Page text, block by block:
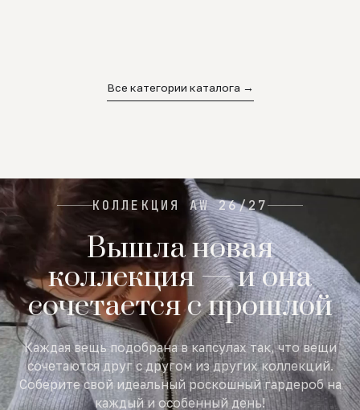
Все категории каталога →
КОЛЛЕКЦИЯ AW 26/27
Вышла новая
коллекция — и она
сочетается с прошлой
Каждая вещь подобрана в капсулах так, что вещи
сочетаются друг с другом из других коллекций.
Соберите свой идеальный роскошный гардероб на
каждый и особенный день!